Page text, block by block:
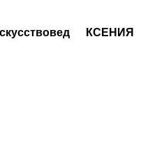
КСЕНИЯ